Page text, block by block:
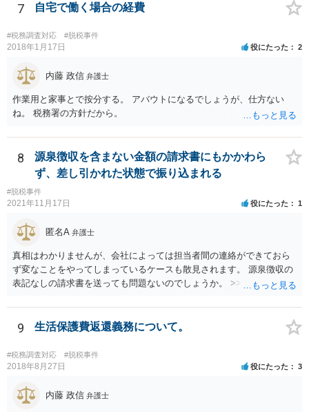
7 自宅で働く場合の経費
#税務調査対応 #脱税事件
2018年1月17日 役にたった 2
内藤 政信 弁護士
作業用と家事とで按分する。 アバウトになるでしょうが、仕方ない
ね。 税務署の方針だから。
8
源泉徴収を含まない金額の請求書にもかかわら
ず、差し引かれた状態で振り込まれる
#脱税事件
2021年11月17日 役にたった 1
匿名A 弁護士
真相はわかりませんが、会社によっては担当者間の連絡ができておら
ず変なことをやってしまっているケースも散見されます。 源泉徴収の
表記なしの請求書を送っても問題ないのでしょうか。 >>違法というこ
書の金額や記載と振込額がズレているのでややこしい瞬間は生じるよ
うに思いますが、間違えず記帳できるのであれば同じく問題はありま
せん。 相手方との関係性にもよりますが、一度相手方の担当者や上司
にしっかりと確認してみても良いかもしれません。
9 生活保護費返還義務について。
#税務調査対応 #脱税事件
2018年8月27日 役にたった 3
内藤 政信 弁護士